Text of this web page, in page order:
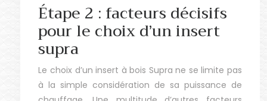
Étape 2 : facteurs décisifs
pour le choix d’un insert
supra
Le choix d’un insert à bois Supra ne se limite pas
à la simple considération de sa puissance de